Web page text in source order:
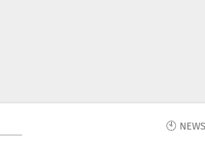
🕙